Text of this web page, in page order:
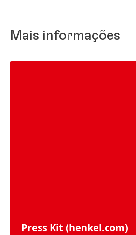
Mais informações
Press Kit (henkel.com)